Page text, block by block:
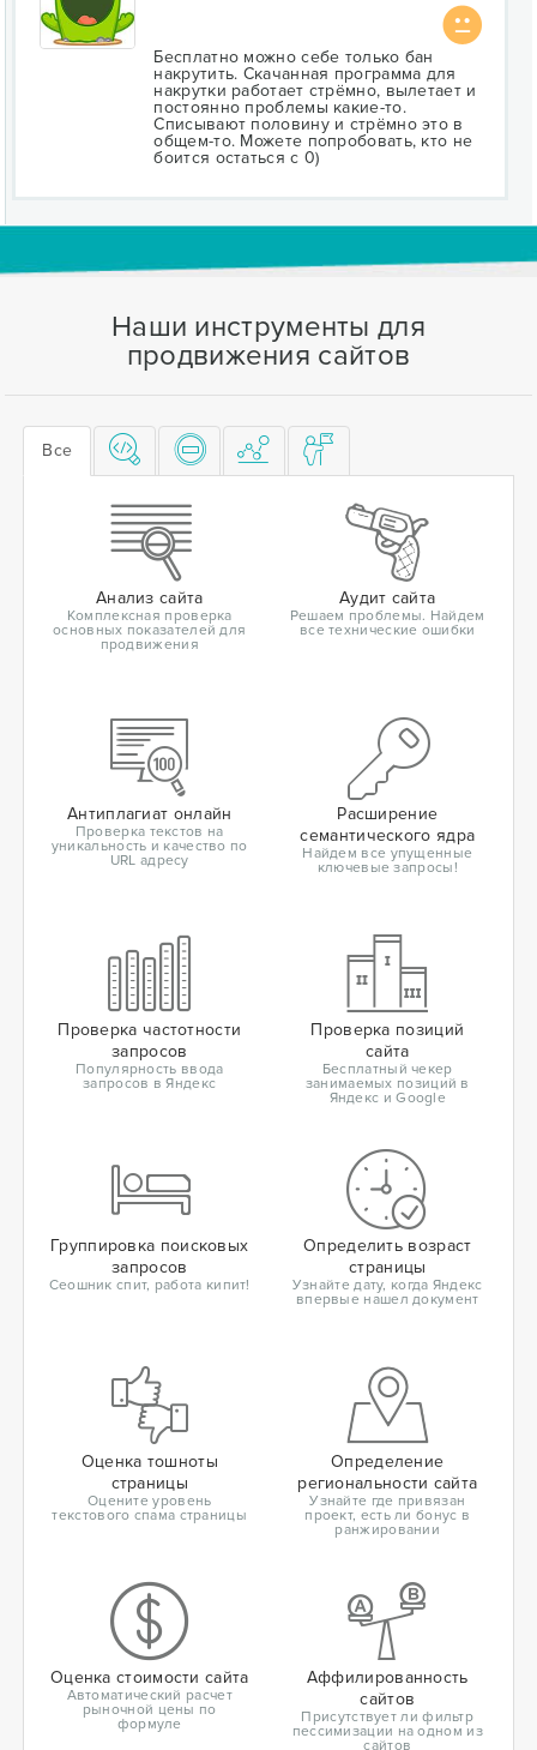
Бесплатно можно себе только бан
накрутить. Скачанная программа для
накрутки работает стрёмно, вылетает и
постоянно проблемы какие-то.
Списывают половину и стрёмно это в
общем-то. Можете попробовать, кто не
боится остаться с 0)
Наши инструменты для
продвижения сайтов
Все
Анализ сайта
Комплексная проверка
основных показателей для
продвижения
Аудит сайта
Решаем проблемы. Найдем
все технические ошибки
Антиплагиат онлайн
Проверка текстов на
уникальность и качество по
URL адресу
Расширение
семантического ядра
Найдем все упущенные
ключевые запросы!
Проверка частотности
запросов
Популярность ввода
запросов в Яндекс
Проверка позиций
сайта
Бесплатный чекер
занимаемых позиций в
Яндекс и Google
Группировка поисковых
запросов
Сеошник спит, работа кипит!
Определить возраст
страницы
Узнайте дату, когда Яндекс
впервые нашел документ
Оценка тошноты
страницы
Оцените уровень
текстового спама страницы
Определение
региональности сайта
Узнайте где привязан
проект, есть ли бонус в
ранжировании
Оценка стоимости сайта
Автоматический расчет
рыночной цены по
формуле
Аффилированность
сайтов
Присутствует ли фильтр
пессимизации на одном из
сайтов